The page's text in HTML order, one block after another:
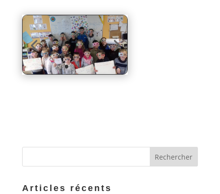
Articles récents